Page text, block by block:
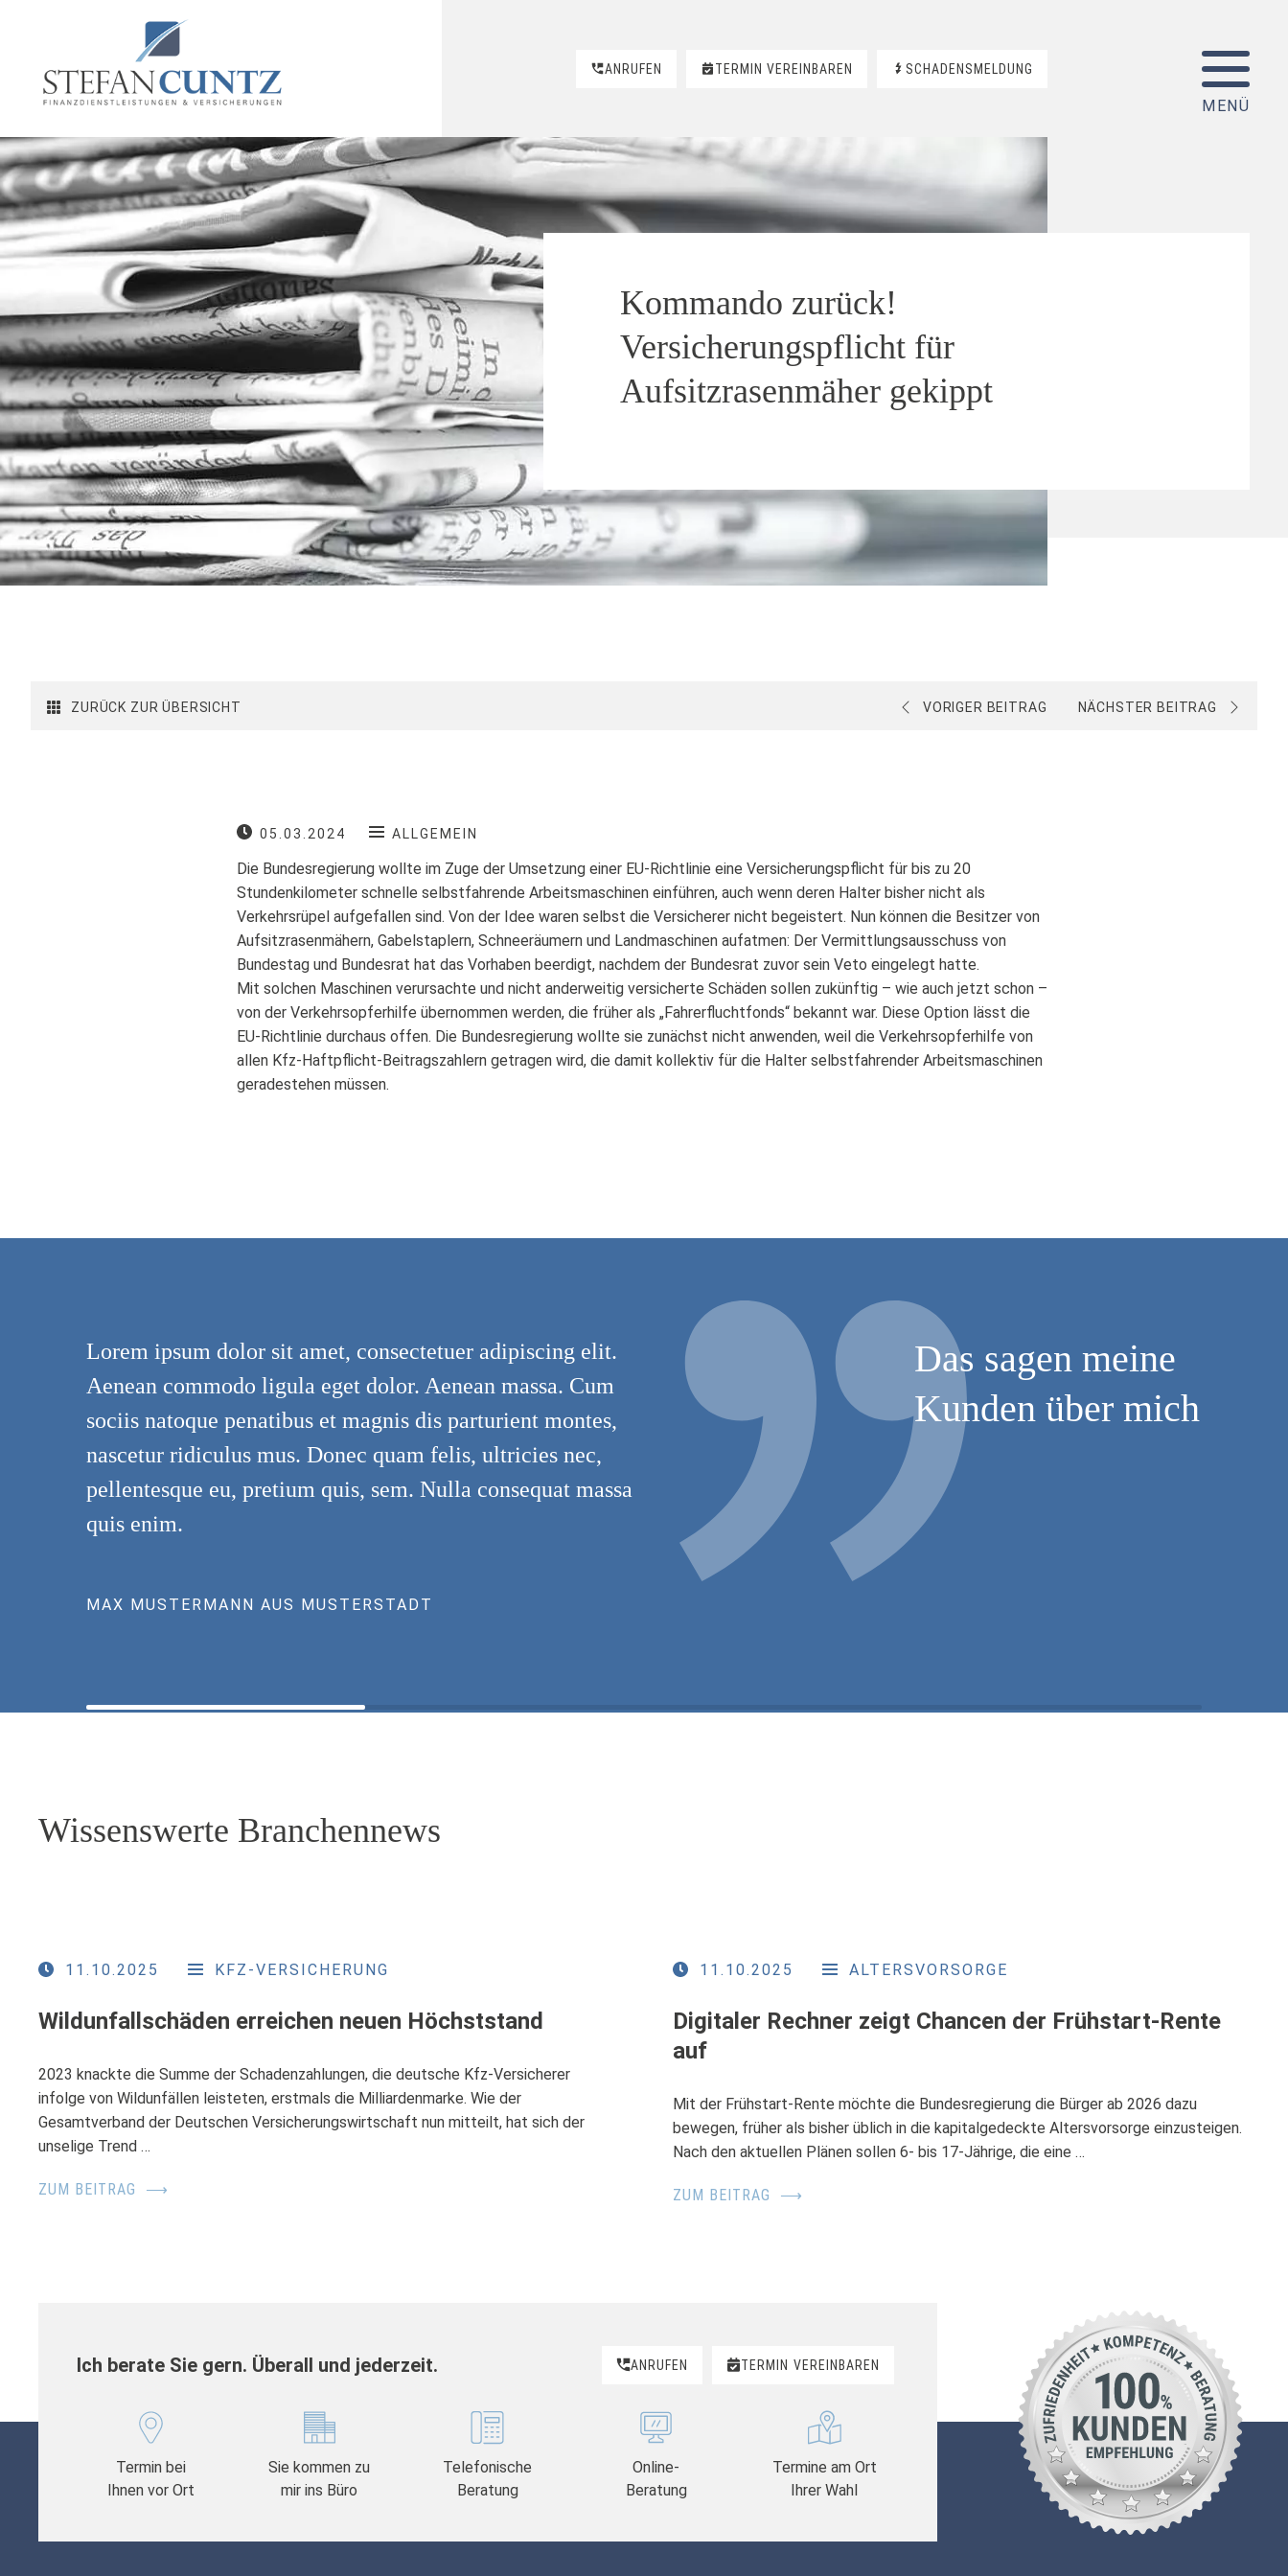
ANRUFEN TERMIN VEREINBAREN SCHADENSMELDUNG
Kommando zurück!
Versicherungspflicht für
Aufsitzrasenmäher gekippt
ZURÜCK ZUR ÜBERSICHT VORIGER BEITRAG NÄCHSTER BEITRAG
05.03.2024 ALLGEMEIN
Die Bundesregierung wollte im Zuge der Umsetzung einer EU-Richtlinie eine Versicherungspflicht für bis zu 20
Stundenkilometer schnelle selbstfahrende Arbeitsmaschinen einführen, auch wenn deren Halter bisher nicht als
Verkehrsrüpel aufgefallen sind. Von der Idee waren selbst die Versicherer nicht begeistert. Nun können die Besitzer von
Aufsitzrasenmähern, Gabelstaplern, Schneeräumern und Landmaschinen aufatmen: Der Vermittlungsausschuss von
Bundestag und Bundesrat hat das Vorhaben beerdigt, nachdem der Bundesrat zuvor sein Veto eingelegt hatte.
Mit solchen Maschinen verursachte und nicht anderweitig versicherte Schäden sollen zukünftig – wie auch jetzt schon –
von der Verkehrsopferhilfe übernommen werden, die früher als „Fahrerfluchtfonds“ bekannt war. Diese Option lässt die
EU-Richtlinie durchaus offen. Die Bundesregierung wollte sie zunächst nicht anwenden, weil die Verkehrsopferhilfe von
allen Kfz-Haftpflicht-Beitragszahlern getragen wird, die damit kollektiv für die Halter selbstfahrender Arbeitsmaschinen
geradestehen müssen.
Das sagen meine
Kunden über mich
Lorem ipsum dolor sit amet, consectetuer adipiscing elit.
Aenean commodo ligula eget dolor. Aenean massa. Cum
sociis natoque penatibus et magnis dis parturient montes,
nascetur ridiculus mus. Donec quam felis, ultricies nec,
pellentesque eu, pretium quis, sem. Nulla consequat massa
quis enim.
MAX MUSTERMANN AUS MUSTERSTADT
Wissenswerte Branchennews
11.10.2025 KFZ-VERSICHERUNG
Wildunfallschäden erreichen neuen Höchststand
2023 knackte die Summe der Schadenzahlungen, die deutsche Kfz-Versicherer
infolge von Wildunfällen leisteten, erstmals die Milliardenmarke. Wie der
Gesamtverband der Deutschen Versicherungswirtschaft nun mitteilt, hat sich der
unselige Trend …
ZUM BEITRAG ⟶
11.10.2025 ALTERSVORSORGE
Digitaler Rechner zeigt Chancen der Frühstart-Rente
auf
Mit der Frühstart-Rente möchte die Bundesregierung die Bürger ab 2026 dazu
bewegen, früher als bisher üblich in die kapitalgedeckte Altersvorsorge einzusteigen.
Nach den aktuellen Plänen sollen 6- bis 17-Jährige, die eine …
ZUM BEITRAG ⟶
Ich berate Sie gern. Überall und jederzeit. ANRUFEN TERMIN VEREINBAREN
Termin bei
Ihnen vor Ort
Sie kommen zu
mir ins Büro
Telefonische
Beratung
Online-
Beratung
Termine am Ort
Ihrer Wahl